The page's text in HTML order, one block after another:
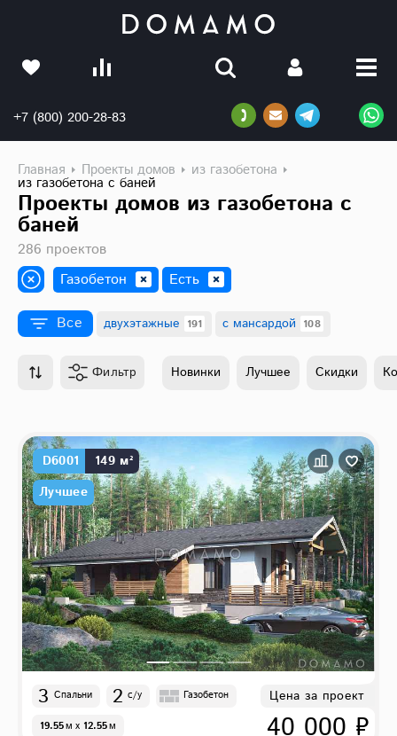
+7 (800) 200-28-83
Главная Проекты домов из газобетона
из газобетона с баней
Проекты домов из газобетона с
баней
286 проектов
Газобетон
Есть
двухэтажные 191 с мансардой 108
Все
Этажность
двухэтажные 191
Другие характеристики
с мансардой 108
Фильтр Новинки Лучшее Скидки
D6001
149 м²
Лучшее
3 Спальни 2 с/у Газобетон
19.55м x 12.55м
Цена за проект
40 000 ₽